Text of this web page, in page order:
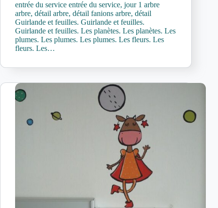
entrée du service entrée du service, jour 1 arbre
arbre, détail arbre, détail fanions arbre, détail
Guirlande et feuilles. Guirlande et feuilles.
Guirlande et feuilles. Les planètes. Les planètes. Les
plumes. Les plumes. Les plumes. Les fleurs. Les
fleurs. Les…